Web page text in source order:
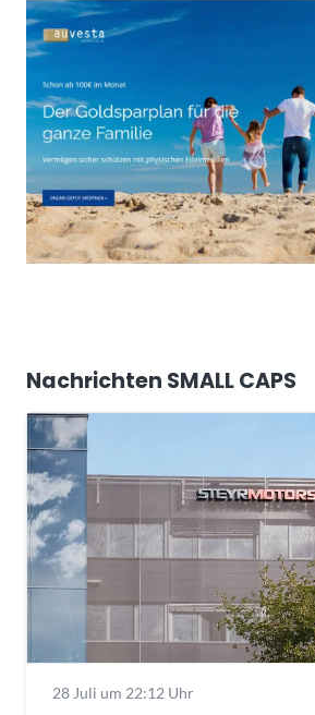
Nachrichten SMALL CAPS
28 Juli um 22:12 Uhr